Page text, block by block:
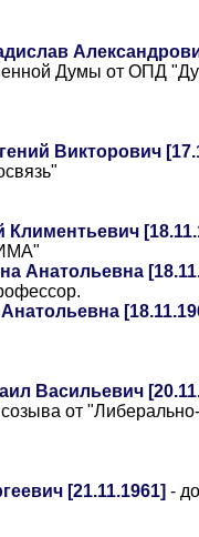
Думы от ОПД
Викторович
Климентьевич
Анатольевна
Васильевич
от
[21.11.1961] -